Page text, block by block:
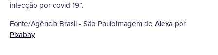
infecção por covid-19”.
Fonte/Agência Brasil - São PauloImagem de Alexa por
Pixabay